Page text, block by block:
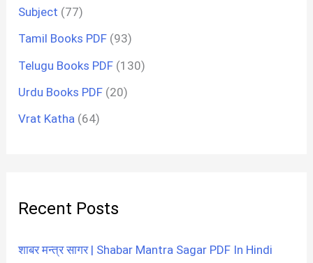
Subject (77)
Tamil Books PDF (93)
Telugu Books PDF (130)
Urdu Books PDF (20)
Vrat Katha (64)
Recent Posts
शाबर मन्त्र सागर | Shabar Mantra Sagar PDF In Hindi